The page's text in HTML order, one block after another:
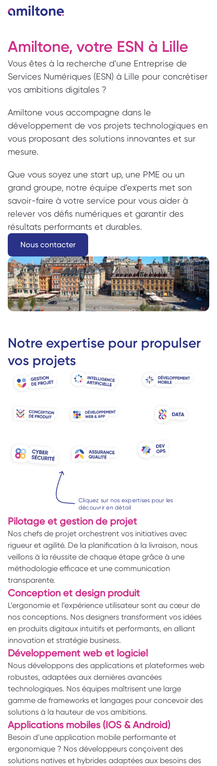
Amiltone, votre ESN à Lille
Vous êtes à la recherche d’une Entreprise de
Services Numériques (ESN) à Lille pour concrétiser
vos ambitions digitales ?
Amiltone vous accompagne dans le
développement de vos projets technologiques en
vous proposant des solutions innovantes et sur
mesure.
Que vous soyez une start up, une PME ou un
grand groupe, notre équipe d’experts met son
savoir-faire à votre service pour vous aider à
relever vos défis numériques et garantir des
résultats performants et durables.
Nous contacter
Notre expertise pour propulser
vos projets
Pilotage et gestion de projet
Nos chefs de projet orchestrent vos initiatives avec
rigueur et agilité. De la planification à la livraison, nous
veillons à la réussite de chaque étape grâce à une
méthodologie efficace et une communication
transparente.
Conception et design produit
L’ergonomie et l’expérience utilisateur sont au cœur de
nos conceptions. Nos designers transforment vos idées
en produits digitaux intuitifs et performants, en alliant
innovation et stratégie business.
Développement web et logiciel
Nous développons des applications et plateformes web
robustes, adaptées aux dernières avancées
technologiques. Nos équipes maîtrisent une large
gamme de frameworks et langages pour concevoir des
solutions à la hauteur de vos ambitions.
Applications mobiles (IOS & Android)
Besoin d’une application mobile performante et
ergonomique ? Nos développeurs conçoivent des
solutions natives et hybrides adaptées aux besoins des
Cliquez sur nos expertises pour les
découvrir en détail